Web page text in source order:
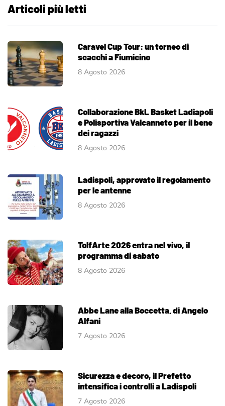
Articoli più letti
Caravel Cup Tour: un torneo di
scacchi a Fiumicino
8 Agosto 2026
Collaborazione BkL Basket Ladiapoli
e Polisportiva Valcanneto per il bene
dei ragazzi
8 Agosto 2026
Ladispoli, approvato il regolamento
per le antenne
8 Agosto 2026
TolfArte 2026 entra nel vivo, il
programma di sabato
8 Agosto 2026
Abbe Lane alla Boccetta. di Angelo
Alfani
7 Agosto 2026
Sicurezza e decoro, il Prefetto
intensifica i controlli a Ladispoli
7 Agosto 2026